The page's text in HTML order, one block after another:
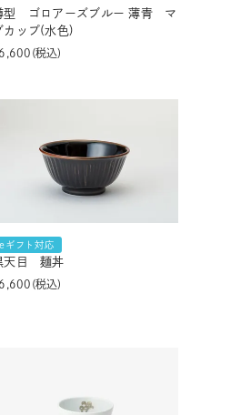
型 ゴロアーズブルー 薄青 マ
カップ(水色)
6,600 税込
eギフト対応
天目 麺丼
6,600 税込